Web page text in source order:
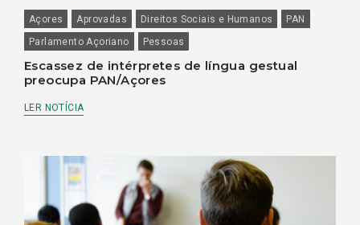
Açores Aprovadas Direitos Sociais e Humanos
PAN
Parlamento Açoriano
Pessoas
Escassez de intérpretes de língua gestual
preocupa PAN/Açores
LER NOTÍCIA